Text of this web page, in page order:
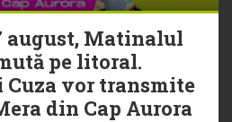
august, Matinalul
pe litoral.
Cuza vor transmite
din Cap Aurora